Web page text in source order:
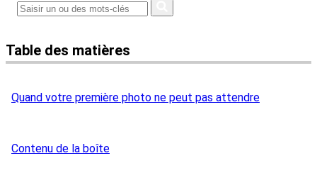
Table des matières
Quand votre première photo ne peut pas attendre
Contenu de la boîte